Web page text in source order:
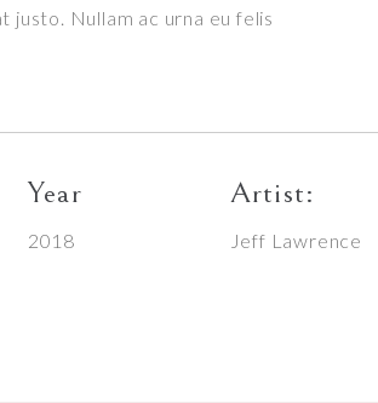
justo. Nullam ac urna eu felis
Year
2018
Artist:
Jeff Lawrence